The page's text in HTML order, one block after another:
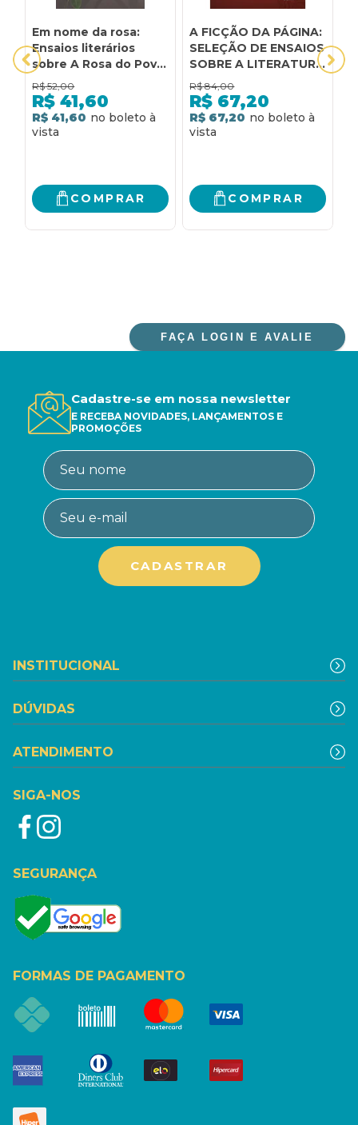
Em nome da rosa:
Ensaios literários
sobre A Rosa do Povo,
de Carlos Drummond
de Andrade
R$ 52,00
R$ 41,60
R$ 41,60
COMPRAR
A FICÇÃO DA PÁGINA:
SELEÇÃO DE ENSAIOS
SOBRE A LITERATURA
BRASILEIRA
R$ 84,00
R$ 67,20
R$ 67,20
COMPRAR
FAÇA LOGIN E AVALIE
Cadastre-se em nossa newsletter
E RECEBA NOVIDADES, LANÇAMENTOS E
PROMOÇÕES
INSTITUCIONAL
DÚVIDAS
ATENDIMENTO
SIGA-NOS
SEGURANÇA
FORMAS DE PAGAMENTO